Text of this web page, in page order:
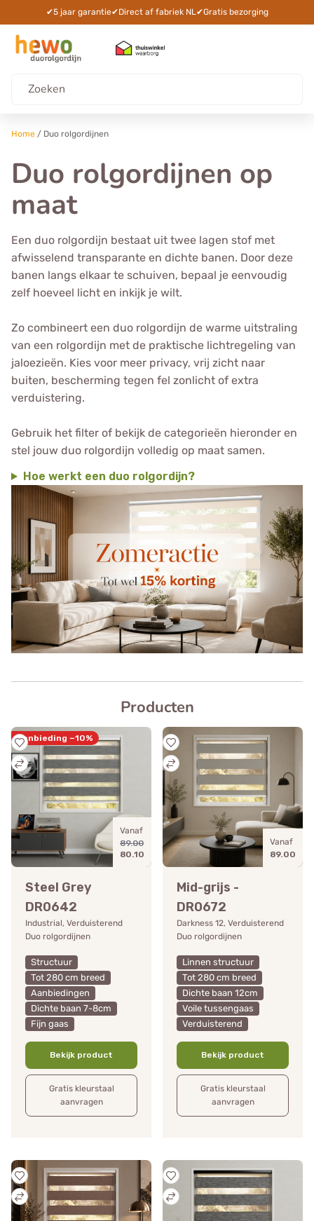
✔5 jaar garantie✔Direct af fabriek NL✔Gratis bezorging
Home / Duo rolgordijnen
Duo rolgordijnen op
maat
Een duo rolgordijn bestaat uit twee lagen stof met
afwisselend transparante en dichte banen. Door deze
banen langs elkaar te schuiven, bepaal je eenvoudig
zelf hoeveel licht en inkijk je wilt.
Zo combineert een duo rolgordijn de warme uitstraling
van een rolgordijn met de praktische lichtregeling van
jaloezieën. Kies voor meer privacy, vrij zicht naar
buiten, bescherming tegen fel zonlicht of extra
verduistering.
Gebruik het filter of bekijk de categorieën hieronder en
stel jouw duo rolgordijn volledig op maat samen.
Hoe werkt een duo rolgordijn?
Producten
Vanaf
89.00
80.10
Aanbieding −10%
Steel Grey
DR0642
Industrial, Verduisterend
Duo rolgordijnen
Structuur
Tot 280 cm breed
Aanbiedingen
Dichte baan 7-8cm
Fijn gaas
Bekijk product
Gratis kleurstaal
aanvragen
Vanaf
89.00
Mid-grijs -
DR0672
Darkness 12, Verduisterend
Duo rolgordijnen
Linnen structuur
Tot 280 cm breed
Dichte baan 12cm
Voile tussengaas
Verduisterend
Bekijk product
Gratis kleurstaal
aanvragen